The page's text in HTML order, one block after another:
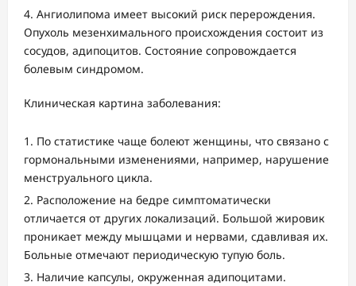
Ангиолипома имеет высокий риск перерождения.
Опухоль мезенхимального происхождения состоит из
сосудов, адипоцитов. Состояние сопровождается
болевым синдромом.
Клиническая картина заболевания:
По статистике чаще болеют женщины, что связано с
гормональными изменениями, например, нарушение
менструального цикла.
Расположение на бедре симптоматически
отличается от других локализаций. Большой жировик
проникает между мышцами и нервами, сдавливая их.
Больные отмечают периодическую тупую боль.
Наличие капсулы, окруженная адипоцитами.